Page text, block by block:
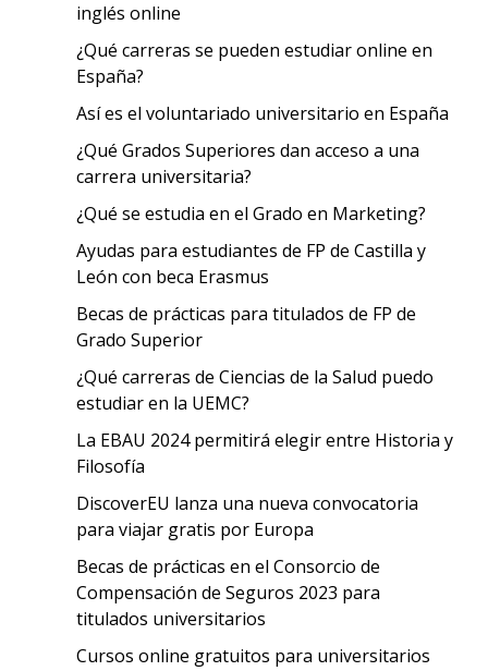
inglés online
¿Qué carreras se pueden estudiar online en
España?
Así es el voluntariado universitario en España
¿Qué Grados Superiores dan acceso a una
carrera universitaria?
¿Qué se estudia en el Grado en Marketing?
Ayudas para estudiantes de FP de Castilla y
León con beca Erasmus
Becas de prácticas para titulados de FP de
Grado Superior
¿Qué carreras de Ciencias de la Salud puedo
estudiar en la UEMC?
La EBAU 2024 permitirá elegir entre Historia y
Filosofía
DiscoverEU lanza una nueva convocatoria
para viajar gratis por Europa
Becas de prácticas en el Consorcio de
Compensación de Seguros 2023 para
titulados universitarios
Cursos online gratuitos para universitarios